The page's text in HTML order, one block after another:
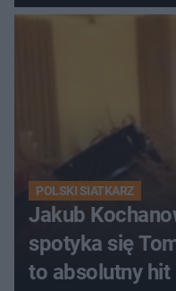
POLSKI SIATKARZ
Jakub
spotyka się
to absolutny hit